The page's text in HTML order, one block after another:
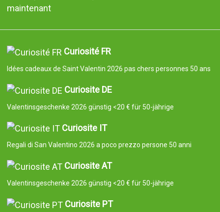
maintenant
Curiosité FR
Idées cadeaux de Saint Valentin 2026 pas chers personnes 50 ans
Curiosite DE
Valentinsgeschenke 2026 günstig <20 € für 50-jährige
Curiosite IT
Regali di San Valentino 2026 a poco prezzo persone 50 anni
Curiosite AT
Valentinsgeschenke 2026 günstig <20 € für 50-jährige
Curiosite PT